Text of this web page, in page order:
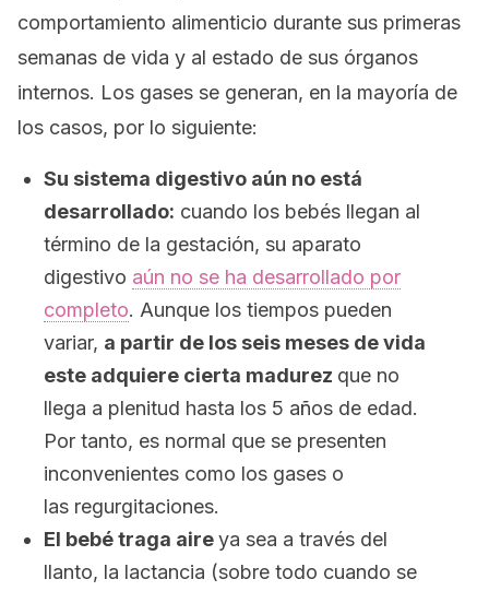
comportamiento alimenticio durante sus primeras
semanas de vida y al estado de sus órganos
internos. Los gases se generan, en la mayoría de
los casos, por lo siguiente:
Su sistema digestivo aún no está
desarrollado: cuando los bebés llegan al
término de la gestación, su aparato
digestivo aún no se ha desarrollado por
completo. Aunque los tiempos pueden
variar, a partir de los seis meses de vida
este adquiere cierta madurez que no
llega a plenitud hasta los 5 años de edad.
Por tanto, es normal que se presenten
inconvenientes como los gases o
las regurgitaciones.
El bebé traga aireya sea a través del
llanto, la lactancia (sobre todo cuando se